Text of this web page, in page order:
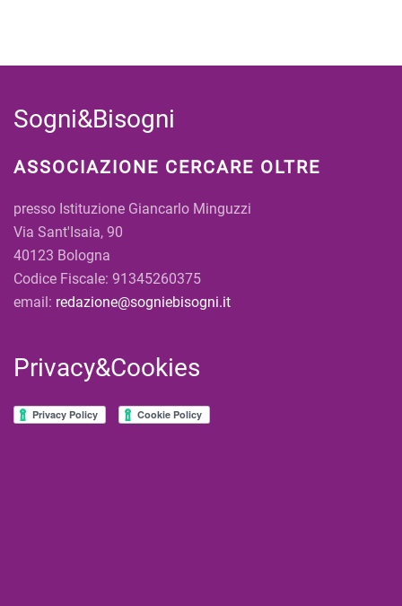
Sogni&Bisogni
ASSOCIAZIONE CERCARE OLTRE
presso Istituzione Giancarlo Minguzzi
Via Sant'Isaia, 90
40123 Bologna
Codice Fiscale: 91345260375
email: redazione@sogniebisogni.it
Privacy&Cookies